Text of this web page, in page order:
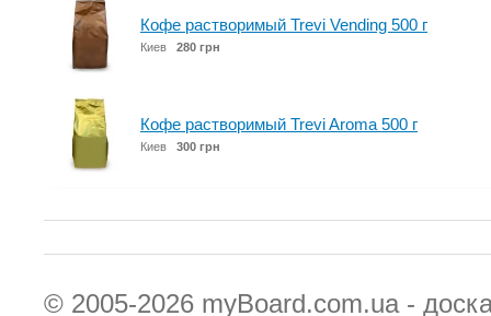
Кофе растворимый Trevi Vending 500 г
Киев 280 грн
Кофе растворимый Trevi Aroma 500 г
Киев 300 грн
© 2005-2026 myBoard.com.ua -